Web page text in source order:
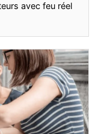
avec feu réel